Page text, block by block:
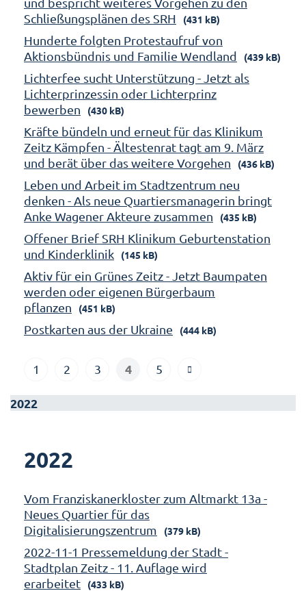
Schließungsplänen des SRH
(431 kB)
Hunderte folgten Protestaufruf von
Aktionsbündnis und Familie Wendland
(439 kB)
Lichterfee sucht Unterstützung - Jetzt als
Lichterprinzessin oder Lichterprinz
bewerben
(430 kB)
Kräfte bündeln und erneut für das Klinikum
Zeitz Kämpfen - Ältestenrat tagt am 9. März
und berät über das weitere Vorgehen
(436 kB)
Leben und Arbeit im Stadtzentrum neu
denken - Als neue Quartiersmanagerin bringt
Anke Wagener Akteure zusammen
(435 kB)
Offener Brief SRH Klinikum Geburtenstation
und Kinderklinik
(145 kB)
Aktiv für ein Grünes Zeitz - Jetzt Baumpaten
werden oder eigenen Bürgerbaum
pflanzen
(451 kB)
Postkarten aus der Ukraine (444 kB)
1 2 3 4 5
2022
2022
Vom Franziskanerkloster zum Altmarkt 13a -
Neues Quartier für das
Digitalisierungszentrum
(379 kB)
2022-11-1 Pressemeldung der Stadt -
Stadtplan Zeitz - 11. Auflage wird
erarbeitet
(433 kB)